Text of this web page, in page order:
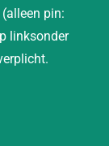
pin:
linksonder